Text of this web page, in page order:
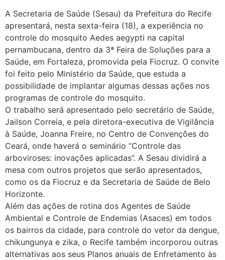
A Secretaria de Saúde (Sesau) da Prefeitura do Recife
apresentará, nesta sexta-feira (18), a experiência no
controle do mosquito Aedes aegypti na capital
pernambucana, dentro da 3ª Feira de Soluções para a
Saúde, em Fortaleza, promovida pela Fiocruz. O convite
foi feito pelo Ministério da Saúde, que estuda a
possibilidade de implantar algumas dessas ações nos
programas de controle do mosquito.
O trabalho será apresentado pelo secretário de Saúde,
Jailson Correia, e pela diretora-executiva de Vigilância
à Saúde, Joanna Freire, no Centro de Convenções do
Ceará, onde haverá o seminário “Controle das
arboviroses: inovações aplicadas”. A Sesau dividirá a
mesa com outros projetos que serão apresentados,
como os da Fiocruz e da Secretaria de Saúde de Belo
Horizonte.
Além das ações de rotina dos Agentes de Saúde
Ambiental e Controle de Endemias (Asaces) em todos
os bairros da cidade, para controle do vetor da dengue,
chikungunya e zika, o Recife também incorporou outras
alternativas aos seus Planos anuais de Enfretamento às